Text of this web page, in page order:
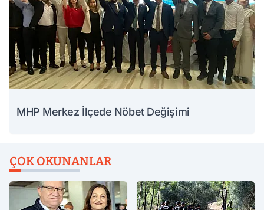
MHP Merkez İlçede Nöbet Değişimi
ÇOK OKUNANLAR